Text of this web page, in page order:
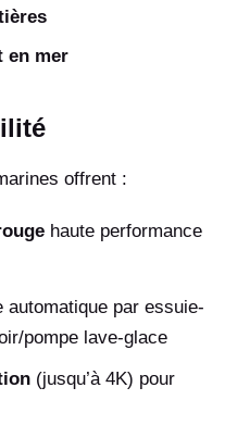
en mer
offrent :
haute performance
par essuie-
pompe lave-glace
(jusqu’à 4K) pour